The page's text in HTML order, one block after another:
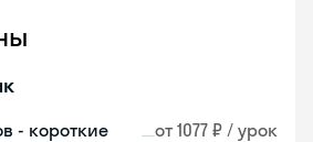
- короткие
от 1077 ₽ / урок